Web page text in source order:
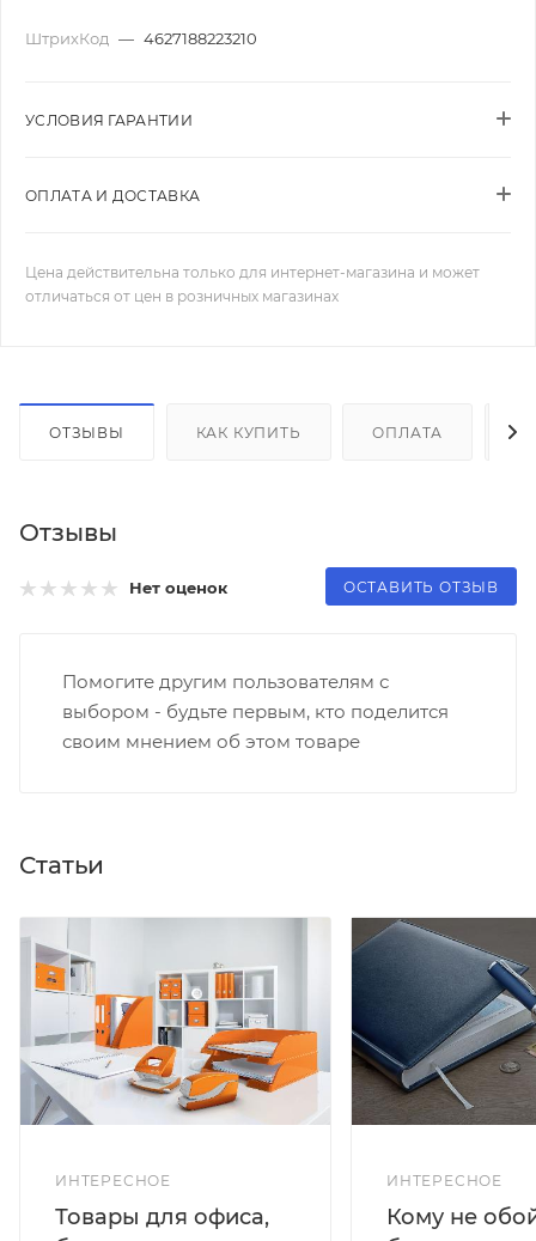
ШтрихКод — 4627188223210
УСЛОВИЯ ГАРАНТИИ
ОПЛАТА И ДОСТАВКА
Цена действительна только для интернет-магазина и может
отличаться от цен в розничных магазинах
ОТЗЫВЫ КАК КУПИТЬ ОПЛАТА
Отзывы
Нет оценок ОСТАВИТЬ ОТЗЫВ
Помогите другим пользователям с
выбором - будьте первым, кто поделится
своим мнением об этом товаре
Статьи
ИНТЕРЕСНОЕ
Товары для офиса,
ИНТЕРЕСНОЕ
Кому не